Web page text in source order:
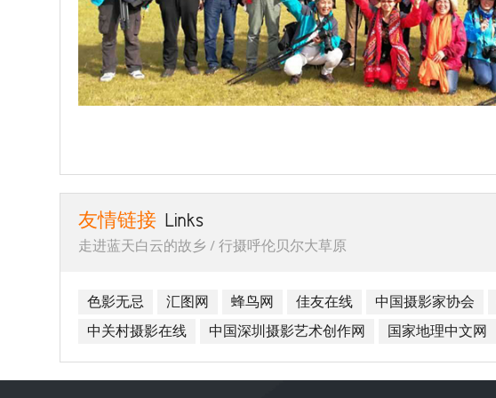
友情链接 Links
走进蓝天白云的故乡 / 行摄呼伦贝尔大草原
色影无忌 汇图网 蜂鸟网 佳友在线 中国摄影家协会
中关村摄影在线
中国深圳摄影艺术创作网 国家地理中文网